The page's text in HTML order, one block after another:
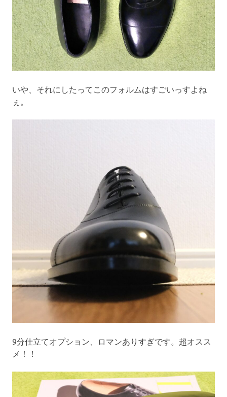
いや、それにしたってこのフォルムはすごいっすよね
ぇ。
9分仕立てオプション、ロマンありすぎです。超オスス
メ！！